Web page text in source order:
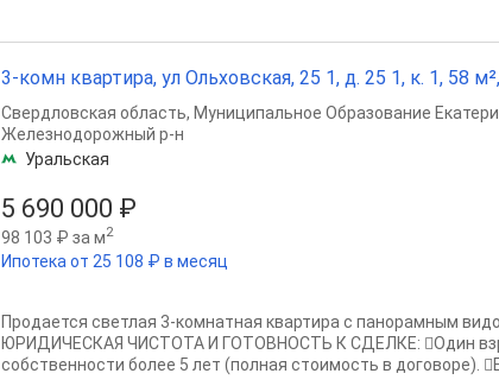
3-комн квартира, ул Ольховская, 25 1, д. 25 1, к. 1, 58
5 690 000 ₽
98 103 ₽ за м2
Ипотека от 25 108 ₽ в месяц
Свердловская область, Муниципальное Образование
Железнодорожный р-н
Уральская
Продается светлая 3-комнатная квартира с панорамным
ЮРИДИЧЕСКАЯ ЧИСТОТА И ГОТОВНОСТЬ К СДЕЛКЕ: Один
собственности более 5 лет (полная стоимость в договоре).